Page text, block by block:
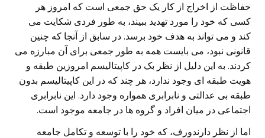
حفاظت از اخراج از کار یک حق جمعی است که امروز هر
کسی که خود را مورد تهدید ببیند، به طور فردی شکایت می
کند و می تواند به هدف خود برسد. در سابق از آنجا که چنین
قانونی نبود، می بایست همه به طور جمعی برای آن مبارزه می
کردند. به این دلیل از نظر بک در کاپیتالیسم امروزین طبقه و
هویت طبقه ای وجود ندارد، هر چند که در این کاپیتالیسم بدون
طبقه بی عدالتی و نابرابری همواره وجود دارد. این نابرابری
اجتماعی در میان افراد و گروه ها در جامعه موجود است.
اما از نظر دارندورف، که خود را با توسعه و تکامل جامعه